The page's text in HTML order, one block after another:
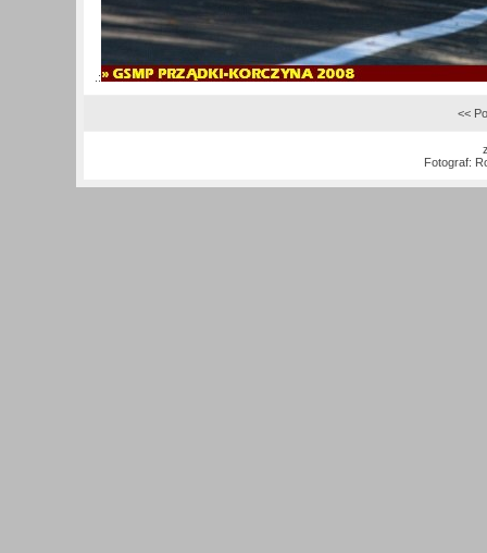
.:
<<
Fotograf: